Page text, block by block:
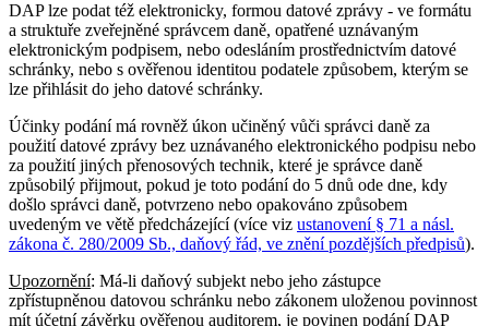
DAP lze podat též elektronicky, formou datové zprávy - ve formátu
a struktuře zveřejněné správcem daně, opatřené uznávaným
elektronickým podpisem, nebo odesláním prostřednictvím datové
schránky, nebo s ověřenou identitou podatele způsobem, kterým se
lze přihlásit do jeho datové schránky.
Účinky podání má rovněž úkon učiněný vůči správci daně za
použití datové zprávy bez uznávaného elektronického podpisu nebo
za použití jiných přenosových technik, které je správce daně
způsobilý přijmout, pokud je toto podání do 5 dnů ode dne, kdy
došlo správci daně, potvrzeno nebo opakováno způsobem
uvedeným ve větě předcházející (více viz ustanovení § 71 a násl.
zákona č. 280/2009 Sb., daňový řád, ve znění pozdějších předpisů).
Upozornění: Má-li daňový subjekt nebo jeho zástupce
zpřístupněnou datovou schránku nebo zákonem uloženou povinnost
mít účetní závěrku ověřenou auditorem, je povinen podání DAP